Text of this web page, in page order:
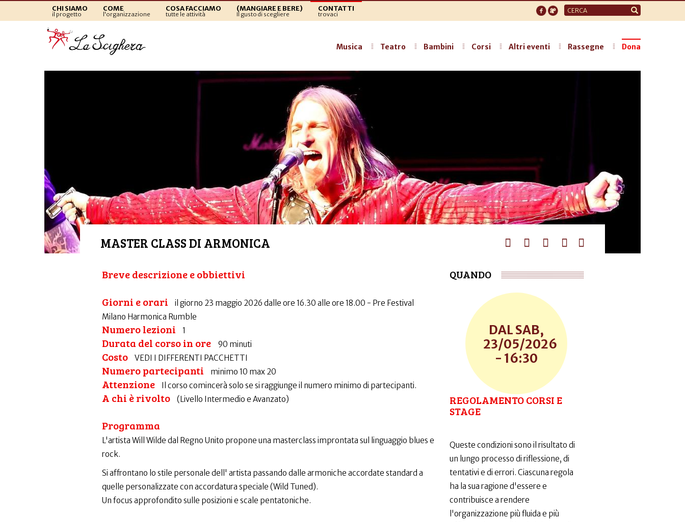
CHI SIAMO
il progetto
COME
l'organizzazione
COSA FACCIAMO
tutte le attività
(MANGIARE E BERE)
Il gusto di scegliere
CONTATTI
trovaci
Form
di
Musica Teatro Bambini Corsi Altri eventi Rassegne Dona
MASTER CLASS DI ARMONICA
Breve descrizione e obbiettivi
Giorni e orari
il giorno 23 maggio 2026 dalle ore 16.30 alle ore 18.00 - Pre Festival
Milano Harmonica Rumble
Numero lezioni 1
Durata del corso in ore 90 minuti
Costo VEDI I DIFFERENTI PACCHETTI
Numero partecipanti minimo 10 max 20
Attenzione Il corso comincerà solo se si raggiunge il numero minimo di partecipanti.
A chi è rivolto (Livello Intermedio e Avanzato)
Programma
L'artista Will Wilde dal Regno Unito propone una masterclass improntata sul linguaggio blues e
rock.
Si affrontano lo stile personale dell' artista passando dalle armoniche accordate standard a
quelle personalizzate con accordatura speciale (Wild Tuned).
Un focus approfondito sulle posizioni e scale pentatoniche.
QUANDO
SAB,
23/05/2026
- 16:30
REGOLAMENTO CORSI E
STAGE
Queste condizioni sono il risultato di
un lungo processo di riflessione, di
tentativi e di errori. Ciascuna regola
ha la sua ragione d'essere e
contribuisce a rendere
l'organizzazione più fluida e più